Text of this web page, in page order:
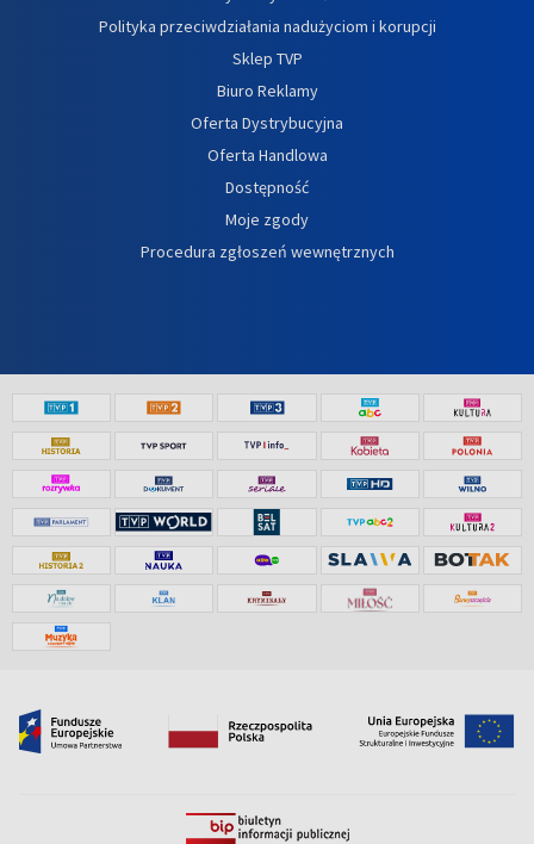
Polityka przeciwdziałania nadużyciom i korupcji
Sklep TVP
Biuro Reklamy
Oferta Dystrybucyjna
Oferta Handlowa
Dostępność
Moje zgody
Procedura zgłoszeń wewnętrznych